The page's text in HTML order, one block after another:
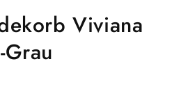
Viviana